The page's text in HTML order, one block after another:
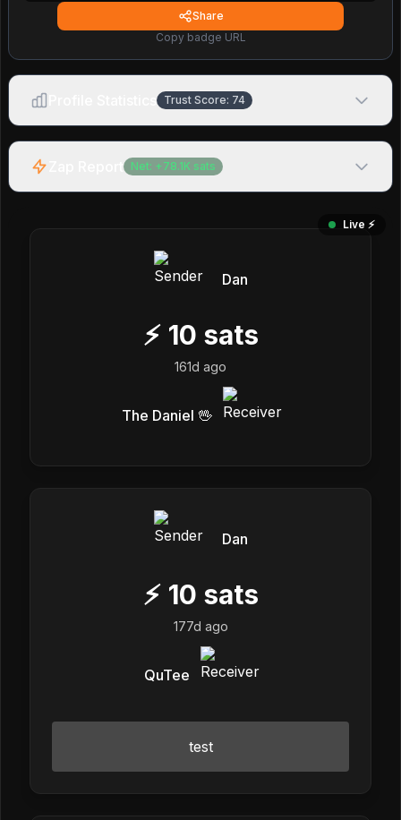
Share
Copy badge URL
Trust Score: 74
Net: + 78.1K sats
Live ⚡️
Dan
⚡ 10 sats
161d ago
The Daniel 🖖
Dan
⚡ 10 sats
177d ago
QuTee
test